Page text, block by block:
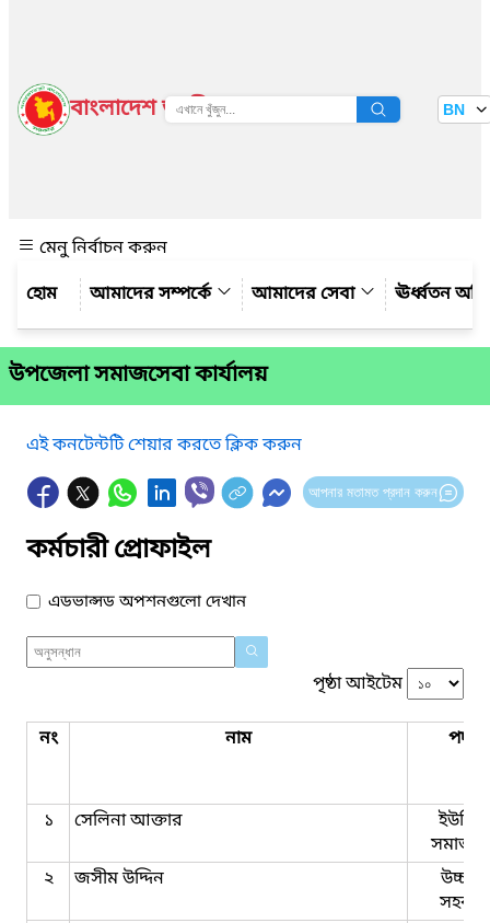
বাংলাদেশ জাতীয় তথ্য বাতায়ন BN
মেনু নির্বাচন করুন
আমাদের সম্পর্কে
আমাদের সেবা ঊর্ধ্বতন
উপজেলা সমাজসেবা কার্যালয়
এই কনটেন্টটি শেয়ার করতে ক্লিক করুন
আপনার মতামত প্রদান করুন
কর্মচারী প্রোফাইল
এডভান্সড অপশনগুলো দেখান
পৃষ্ঠা আইটেম
নং নাম পদবি
১ সেলিনা আক্তার
২
জসীম উদ্দিন